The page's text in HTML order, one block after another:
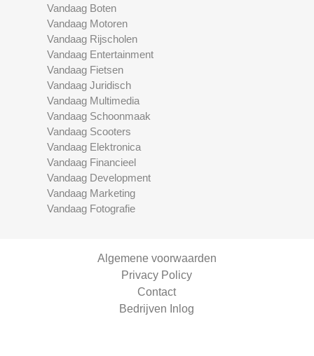
Vandaag Boten
Vandaag Motoren
Vandaag Rijscholen
Vandaag Entertainment
Vandaag Fietsen
Vandaag Juridisch
Vandaag Multimedia
Vandaag Schoonmaak
Vandaag Scooters
Vandaag Elektronica
Vandaag Financieel
Vandaag Development
Vandaag Marketing
Vandaag Fotografie
Algemene voorwaarden
Privacy Policy
Contact
Bedrijven Inlog